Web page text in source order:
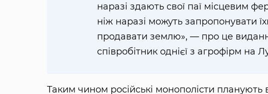
наразі здають свої паї місцевим
ніж наразі можуть запропонувати
продавати землю», — про це
співробітник однієї з агрофірм на
Таким чином російські монополісти планують